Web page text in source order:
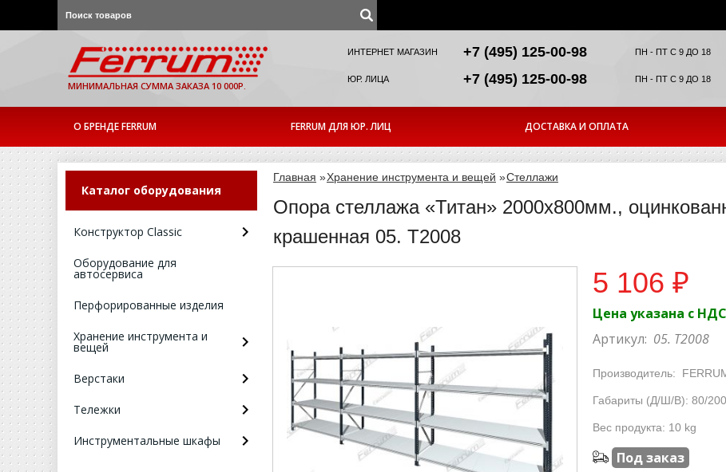
МИНИМАЛЬНАЯ СУММА ЗАКАЗА 10 000Р.
ИНТЕРНЕТ МАГАЗИН +7 (495) 125-00-98 ПН - ПТ С 9 ДО 18
ЮР. ЛИЦА +7 (495) 125-00-98 ПН - ПТ С 9 ДО 18
О БРЕНДЕ FERRUM FERRUM ДЛЯ ЮР. ЛИЦ ДОСТАВКА И ОПЛАТА
Каталог оборудования
Конструктор Classic
Оборудование для
автосервиса
Перфорированные изделия
Хранение инструмента и
вещей
Верстаки
Тележки
Инструментальные шкафы
Главная »Хранение инструмента и вещей »Стеллажи
Опора стеллажа «Титан» 2000х800мм.,
крашенная 05. Т2008
5 106 ₽
Цена указана с НДС
Артикул: 05. Т2008
Производитель:
Габариты (Д/Ш/В): 80/
Вес продукта: 10 kg
Под заказ